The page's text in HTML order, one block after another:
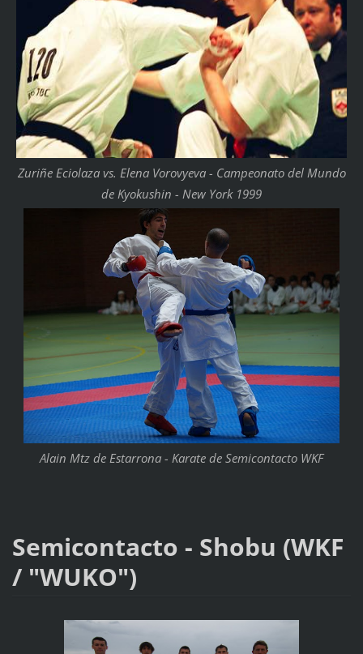
Zuriñe Eciolaza vs. Elena Vorovyeva - Campeonato del Mundo
de Kyokushin - New York 1999
Alain Mtz de Estarrona - Karate de Semicontacto WKF
Semicontacto - Shobu (WKF
/ "WUKO")